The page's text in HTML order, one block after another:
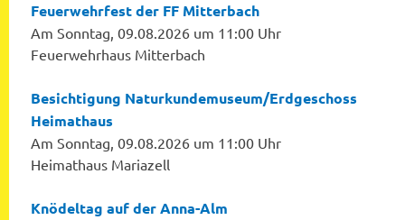
Feuerwehrfest der FF Mitterbach
Am Sonntag, 09.08.2026 um 11:00 Uhr
Feuerwehrhaus Mitterbach
Besichtigung Naturkundemuseum/Erdgeschoss
Heimathaus
Am Sonntag, 09.08.2026 um 11:00 Uhr
Heimathaus Mariazell
Knödeltag auf der Anna-Alm